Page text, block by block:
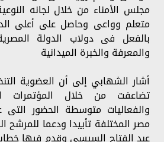
مجلس الأمناء من خلال لجانه
متعلم وواعى وحاصل على أعلى
بالفعل فى دولاب الدولة
والمعرفة والخبرة الميدانية
أشار الشهابي إلى أن العضوية
تضاعفت من خلال المؤتمرات
والفعاليات متوسطة الحضور
مصر المختلفة تأييدا ودعما للمرشح
عبد الفتاح السيسى وقدم فيها